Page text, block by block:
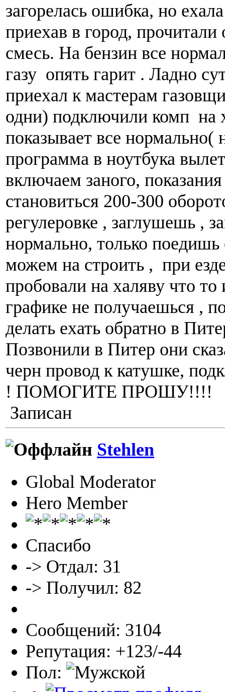
загорелась ошибка, но
приехав в город,
смесь. На бензин все
газу опять гарит . Ладно
приехал к мастерам
одни) подключили комп на
показывает все
программа в ноутбука
включаем заного,
становиться 200-300
регулеровке , заглушешь ,
нормально, только поедишь
можем на строить , при
пробовали на халяву что то
графике не получаешься ,
делать ехать обратно в
Позвонили в Питер они
черн провод к катушке,
! ПОМОГИТЕ ПРОШУ!!!!
Записан
Stehlen
Global Moderator
Hero Member
Спасибо
-> Отдал: 31
-> Получил: 82
Сообщений: 3104
Репутация: +123/-44
Пол: